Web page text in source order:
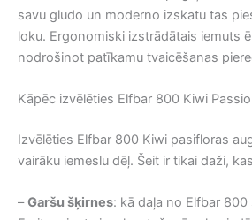
savu gludo un moderno izskatu tas
loku. Ergonomiski izstrādātais iemuts
nodrošinot patīkamu tvaicēšanas
Kāpēc izvēlēties Elfbar 800 Kiwi
Izvēlēties Elfbar 800 Kiwi pasifloras
vairāku iemeslu dēļ. Šeit ir tikai daži,
–Garšu šķirnes: kā daļa no Elfbar